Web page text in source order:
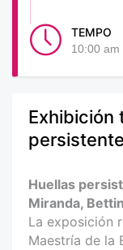
TEMPO
10:00 am
Exhibición
Huellas
Miranda,
La exposición
Maestría de la